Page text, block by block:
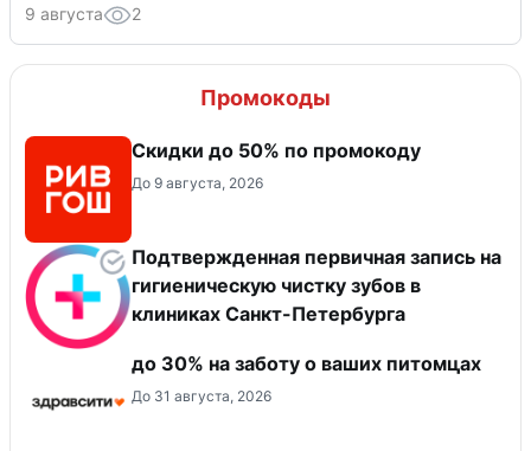
9 августа 2
Промокоды
Скидки до 50% по промокоду
До 9 августа, 2026
Подтвержденная первичная запись на
гигиеническую чистку зубов в
клиниках Санкт-Петербурга
до 30% на заботу о ваших питомцах
До 31 августа, 2026